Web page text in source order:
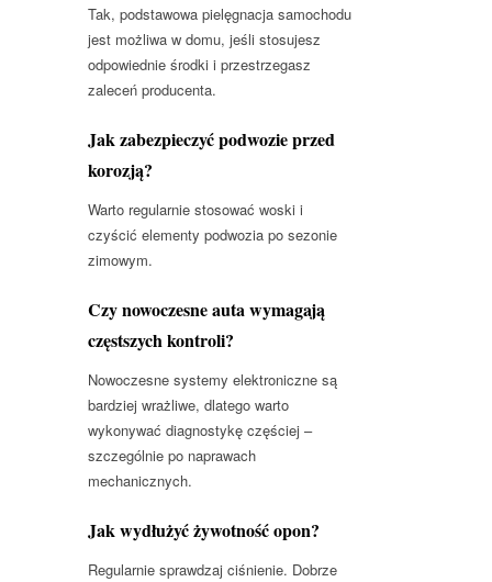
Tak, podstawowa pielęgnacja samochodu
jest możliwa w domu, jeśli stosujesz
odpowiednie środki i przestrzegasz
zaleceń producenta.
Jak zabezpieczyć podwozie przed
korozją?
Warto regularnie stosować woski i
czyścić elementy podwozia po sezonie
zimowym.
Czy nowoczesne auta wymagają
częstszych kontroli?
Nowoczesne systemy elektroniczne są
bardziej wrażliwe, dlatego warto
wykonywać diagnostykę częściej –
szczególnie po naprawach
mechanicznych.
Jak wydłużyć żywotność opon?
Regularnie sprawdzaj ciśnienie. Dobrze